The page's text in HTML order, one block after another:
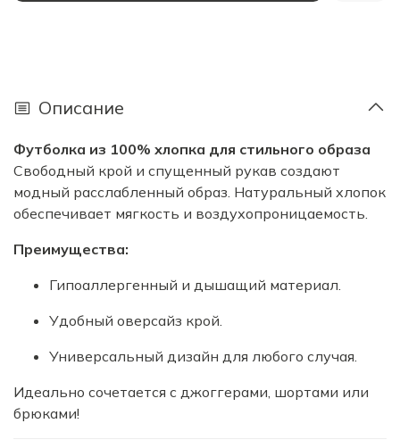
Описание
Футболка из 100% хлопка для стильного образа
Свободный крой и спущенный рукав создают
модный расслабленный образ. Натуральный хлопок
обеспечивает мягкость и воздухопроницаемость.
Преимущества:
Гипоаллергенный и дышащий материал.
Удобный оверсайз крой.
Универсальный дизайн для любого случая.
Идеально сочетается с джоггерами, шортами или
брюками!